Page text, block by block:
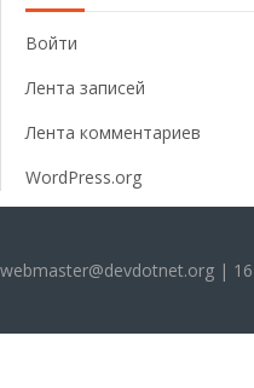
Войти
Лента записей
Лента комментариев
WordPress.org
webmaster@devdotnet.org |